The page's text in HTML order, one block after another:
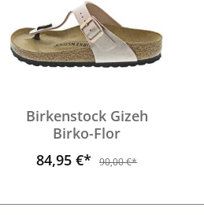
Birkenstock Gizeh
Birko-Flor
84,95 €*
90,00 €*